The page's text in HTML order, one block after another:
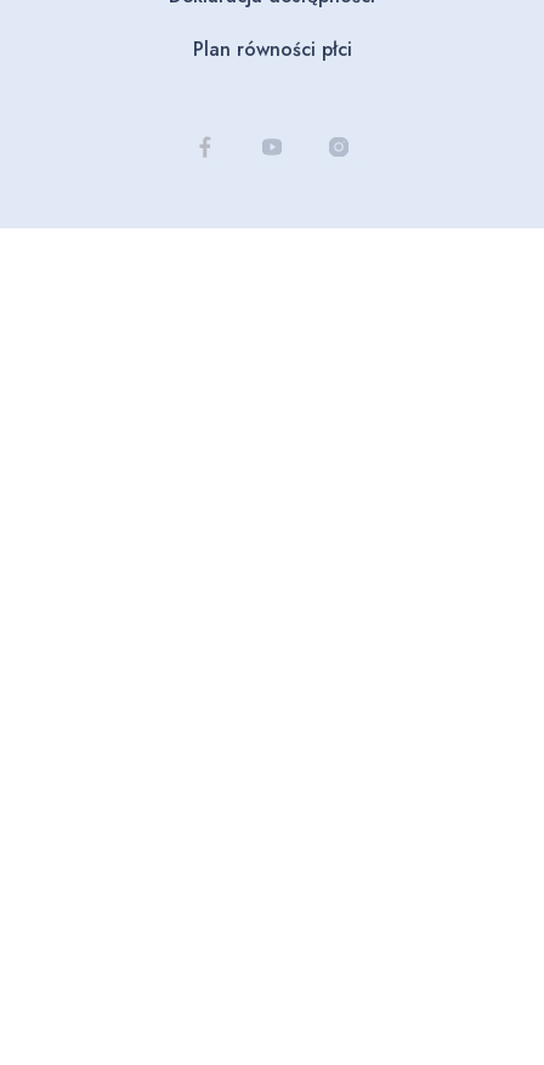
Plan równości płci